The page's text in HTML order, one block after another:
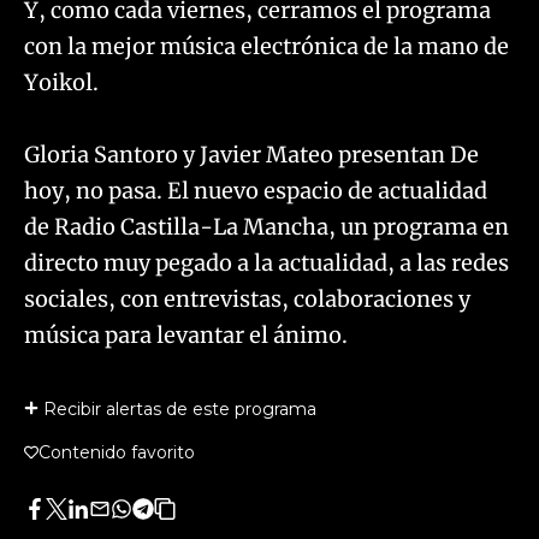
Y, como cada viernes, cerramos el programa
con la mejor música electrónica de la mano de
Yoikol.
Gloria Santoro y Javier Mateo presentan De
hoy, no pasa. El nuevo espacio de actualidad
de Radio Castilla-La Mancha, un programa en
directo muy pegado a la actualidad, a las redes
sociales, con entrevistas, colaboraciones y
música para levantar el ánimo.
Recibir alertas de este programa
Contenido favorito
Facebook
Twitter
LinkedIn
Enviar
Whatsapp
Telegram
Copiar